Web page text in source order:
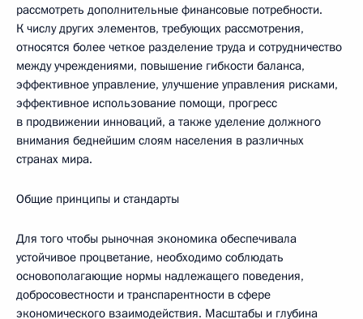
рассмотреть дополнительные финансовые потребности.
К числу других элементов, требующих рассмотрения,
относятся более четкое разделение труда и сотрудничество
между учреждениями, повышение гибкости баланса,
эффективное управление, улучшение управления рисками,
эффективное использование помощи, прогресс
в продвижении инноваций, а также уделение должного
внимания беднейшим слоям населения в различных
странах мира.
Общие принципы и стандарты
Для того чтобы рыночная экономика обеспечивала
устойчивое процветание, необходимо соблюдать
основополагающие нормы надлежащего поведения,
добросовестности и транспарентности в сфере
экономического взаимодействия. Масштабы и глубина